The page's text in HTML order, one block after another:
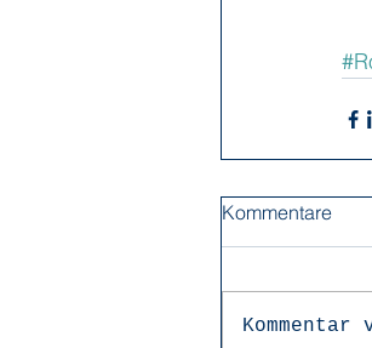
Kommentare